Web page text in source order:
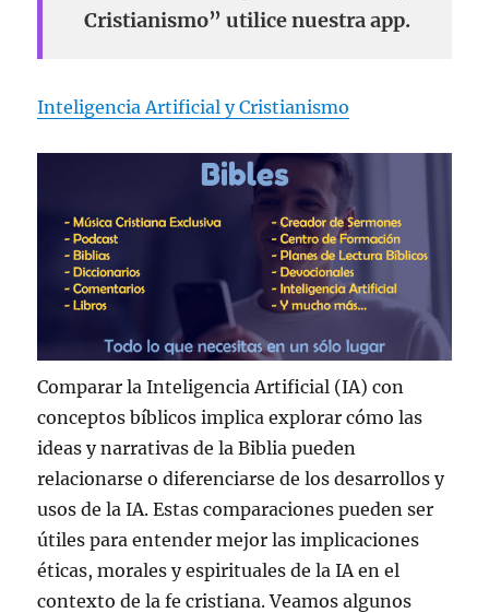
Cristianismo” utilice nuestra app.
Inteligencia Artificial y Cristianismo
Comparar la Inteligencia Artificial (IA) con
conceptos bíblicos implica explorar cómo las
ideas y narrativas de la Biblia pueden
relacionarse o diferenciarse de los desarrollos y
usos de la IA. Estas comparaciones pueden ser
útiles para entender mejor las implicaciones
éticas, morales y espirituales de la IA en el
contexto de la fe cristiana. Veamos algunos